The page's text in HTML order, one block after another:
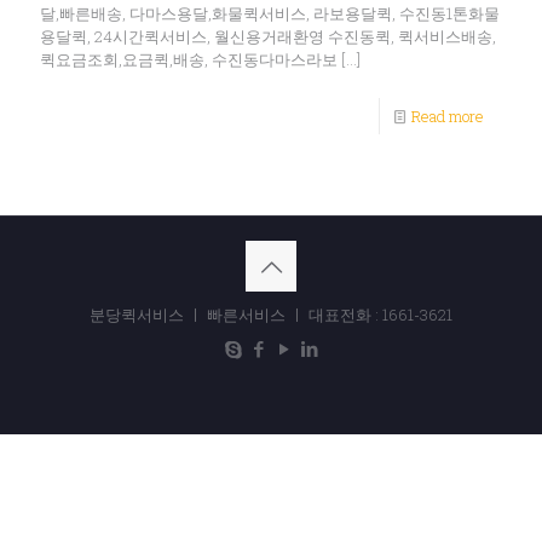
달,빠른배송, 다마스용달,화물퀵서비스, 라보용달퀵, 수진동1톤화물
용달퀵, 24시간퀵서비스, 월신용거래환영 수진동퀵, 퀵서비스배송,
퀵요금조회,요금퀵,배송, 수진동다마스라보 […]
Read more
분당퀵서비스 ㅣ 빠른서비스 ㅣ 대표전화 : 1661-3621